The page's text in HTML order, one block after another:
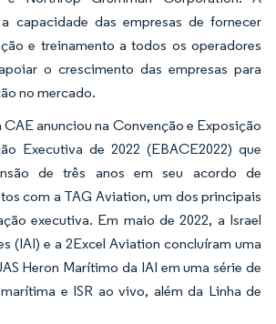
capacidade das empresas de fornecer
e treinamento a todos os operadores
o crescimento das empresas para
no mercado.
CAE anunciou na Convenção e Exposição
Executiva de 2022 (EBACE2022) que
de três anos em seu acordo de
com a TAG Aviation, um dos principais
executiva. Em maio de 2022, a Israel
(IAI) e a 2Excel Aviation concluíram uma
Heron Marítimo da IAI em uma série de
e ISR ao vivo, além da Linha de